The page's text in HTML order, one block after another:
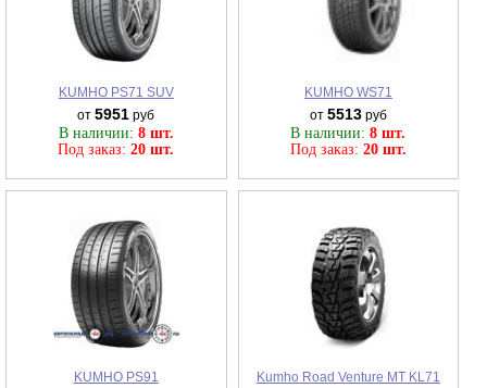
KUMHO PS71 SUV
от5951 руб
В наличии: 8 шт.
Под заказ:20 шт.
KUMHO WS71
от 5513руб
В наличии:8 шт.
Под заказ: 20 шт.
KUMHO PS91
Kumho Road Venture MT KL71